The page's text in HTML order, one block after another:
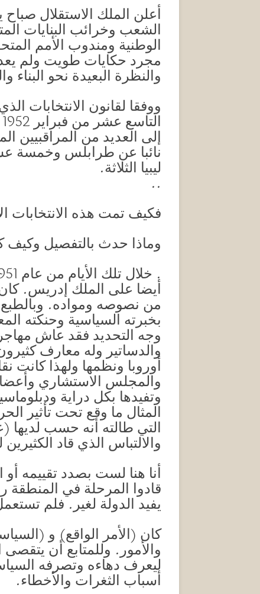
الشعب وخرائب البنايات
الوطنية ومندوب الأمم
مجرد حكايات طويت ولم يعد
والنظرة البعيدة نحو
ووفقا لقانون الانتخابات
إلى العديد من المراقبيين
نائبا عن طرابلس وخمسة
ليبيا الثلاثة.
..
فكيف تمت هذه الانتخابات
وماذا حدث بالتفصيل وكيف
أيضا على الملك إدريس. كان
من نصوصه ومواده. وبالطبع
بخبرته السياسية وحنكته
وجه التحديد فقد عاش
والدساتير وله معارف
أوروبا ونظمها ولهذا كانت
والمجلس الاستشاري وأعضاء
وتفيدها بكل دراية
المثال ما وقع تحت تأثير
التي طالته أنه حسب لديها
والالتباس الذي قاد
أنا هنا لست بصدد تقييمه
قادوا المرحلة في المنطقة
يفيد الدولة لغير. فلم
كان (الأمر الواقع) و
والأمور. وللمتابع أن يتقصى
ليعرف دهاءه وتصرفه
أسباب الثغرات والأخطاء.